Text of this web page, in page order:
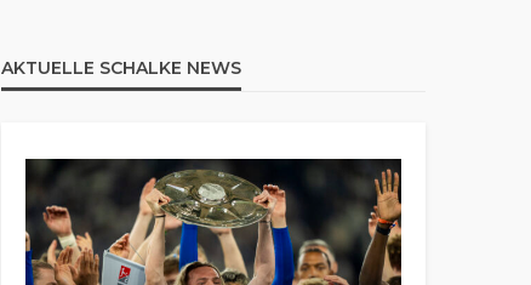
AKTUELLE SCHALKE NEWS